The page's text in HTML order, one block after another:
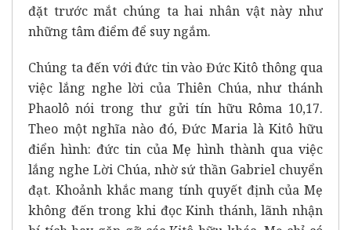
đặt trước mắt chúng ta hai nhân vật này như
những tâm điểm để suy ngắm.
Chúng ta đến với đức tin vào Đức Kitô thông qua
việc lắng nghe lời của Thiên Chúa, như thánh
Phaolô nói trong thư gửi tín hữu Rôma 10,17.
Theo một nghĩa nào đó, Đức Maria là Kitô hữu
điển hình: đức tin của Mẹ hình thành qua việc
lắng nghe Lời Chúa, nhờ sứ thần Gabriel chuyển
đạt. Khoảnh khắc mang tính quyết định của Mẹ
không đến trong khi đọc Kinh thánh, lãnh nhận